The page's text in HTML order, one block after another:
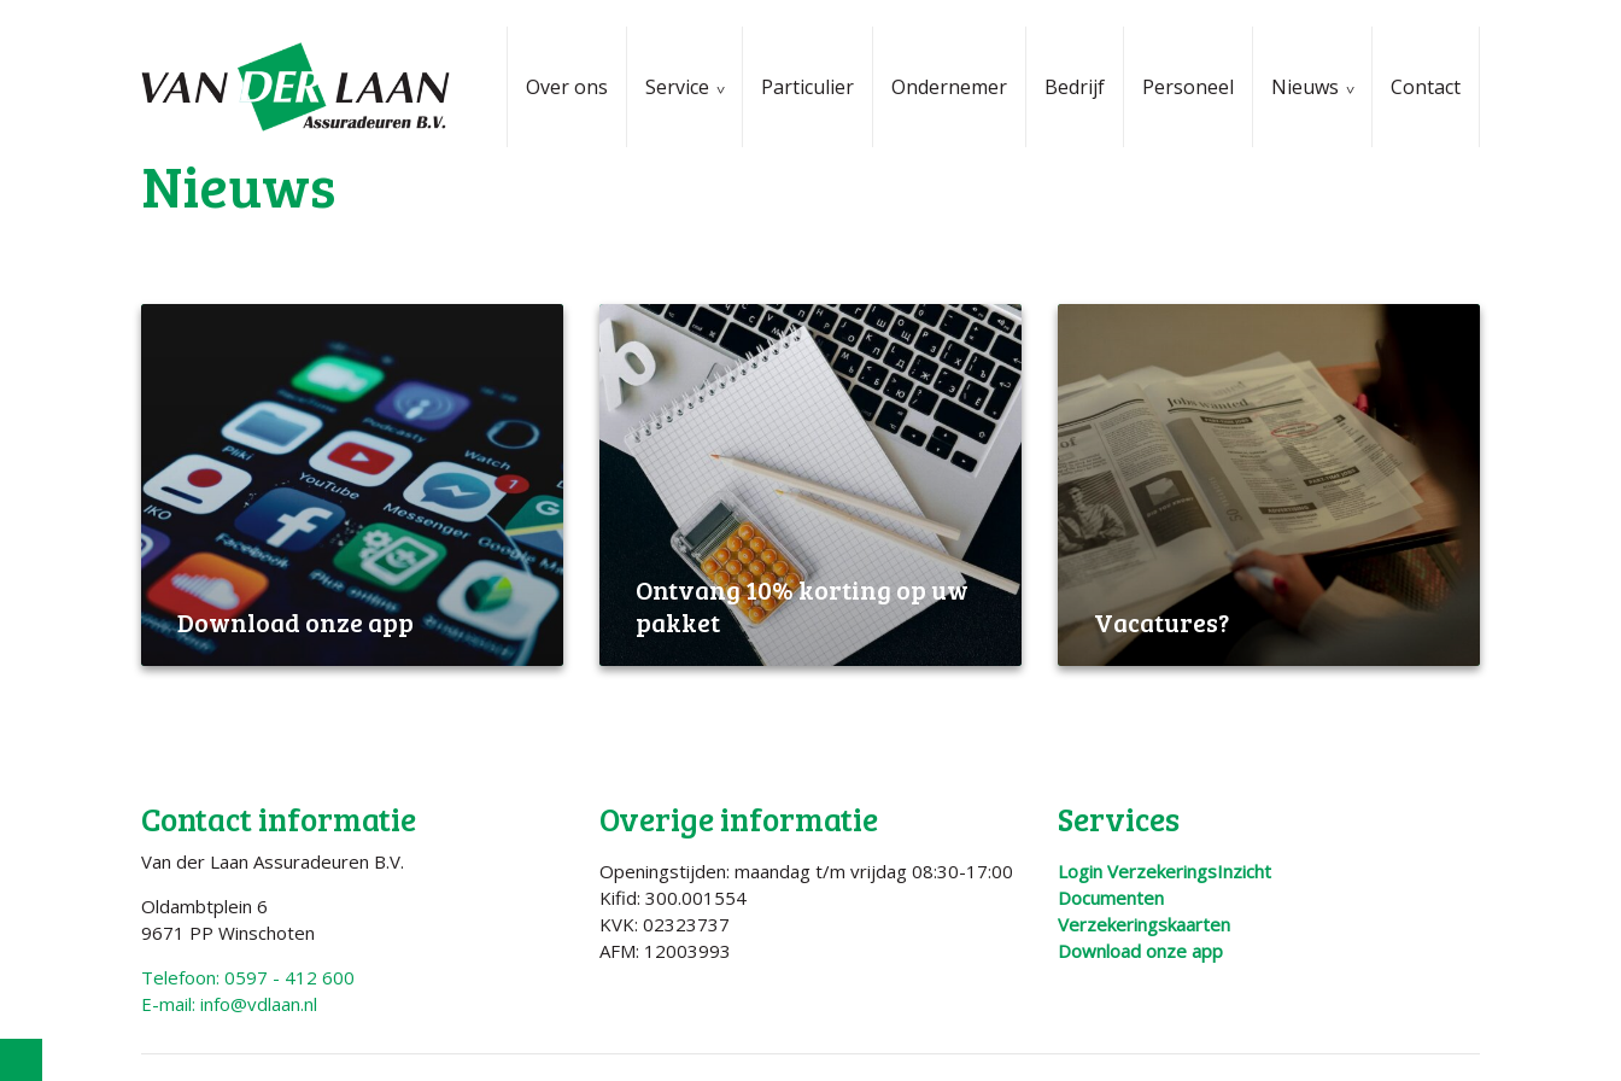
Over ons Service Particulier Ondernemer Bedrijf Personeel Nieuws Contact
Nieuws
Download onze app
Ontvang 10% korting op uw
pakket
Vacatures?
Contact informatie
Van der Laan Assuradeuren B.V.
Oldambtplein 6
9671 PP Winschoten
Telefoon: 0597 - 412 600
E-mail: info@vdlaan.nl
Overige informatie
Openingstijden: maandag t/m vrijdag 08:30-17:00
Kifid: 300.001554
KVK: 02323737
AFM: 12003993
Services
Login VerzekeringsInzicht
Documenten
Verzekeringskaarten
Download onze app